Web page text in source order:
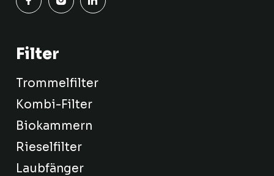
Filter
Trommelfilter
Kombi-Filter
Biokammern
Rieselfilter
Laubfänger